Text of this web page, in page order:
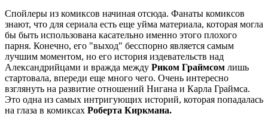
Спойлеры из комиксов начиная отсюда. Фанаты комиксов
знают, что для сериала есть еще уйма материала, которая могла
бы быть использована касательно именно этого плохого
парня. Конечно, его "выход" бесспорно является самым
лучшим моментом, но его история издевательств над
Александрийцами и вражда между Риком Граймсом лишь
стартовала, впереди еще много чего. Очень интересно
взглянуть на развитие отношений Нигана и Карла Граймса.
Это одна из самых интригующих историй, которая попадалась
на глаза в комиксах Роберта Киркмана.